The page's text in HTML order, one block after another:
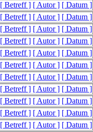
[ Betreff ] [ Autor ] [ Datum ]
[ Betreff ] [ Autor ] [ Datum ]
[ Betreff ] [ Autor ] [ Datum ]
[ Betreff ] [ Autor ] [ Datum ]
[ Betreff ] [ Autor ] [ Datum ]
[ Betreff ] [ Autor ] [ Datum ]
[ Betreff ] [ Autor ] [ Datum ]
[ Betreff ] [ Autor ] [ Datum ]
[ Betreff ] [ Autor ] [ Datum ]
[ Betreff ] [ Autor ] [ Datum ]
[ Betreff ] [ Autor ] [ Datum ]